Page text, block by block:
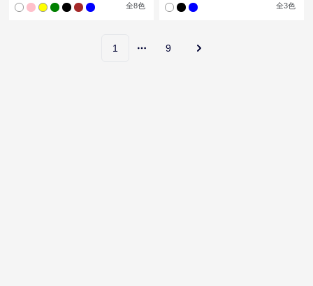
全8色 全3色
1
More pages
9